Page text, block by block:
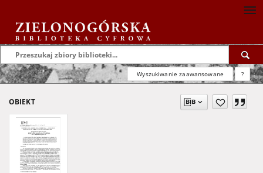
Wyszukiwanie zaawansowane ?
OBIEKT